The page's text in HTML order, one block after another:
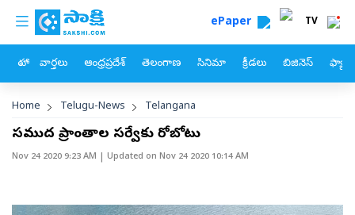
Skip to main content
custom menu ePaper TV
హోం వార్తలు ఆంధ్రప్రదేశ్ తెలంగాణ సినిమా క్రీడలు బిజినెస్
Breadcrumb
Home Telugu-News Telangana
సముద్ర ప్రాంతాల సర్వేకు రోబోటు
Nov 24 2020 9:23 AM | Updated on Nov 24 2020 10:14 AM